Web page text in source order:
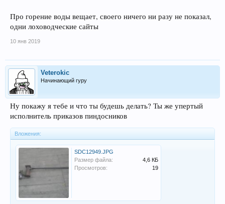
Про горение воды вещает, своего ничего ни разу не показал,
одни лоховодческие сайты
10 янв 2019
Veterokic
Начинающий гуру
Ну покажу я тебе и что ты будешь делать? Ты же упертый
исполнитель приказов пиндосников
Вложения:
SDC12949.JPG
Размер файла:
4,6 КБ
Просмотров:
19